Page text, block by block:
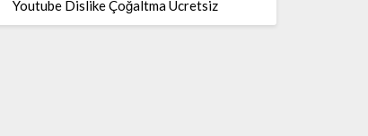
Youtube Dislike Çoğaltma Ücretsiz